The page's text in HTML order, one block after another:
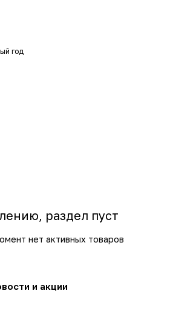
год
раздел пуст
нет активных товаров
и акции